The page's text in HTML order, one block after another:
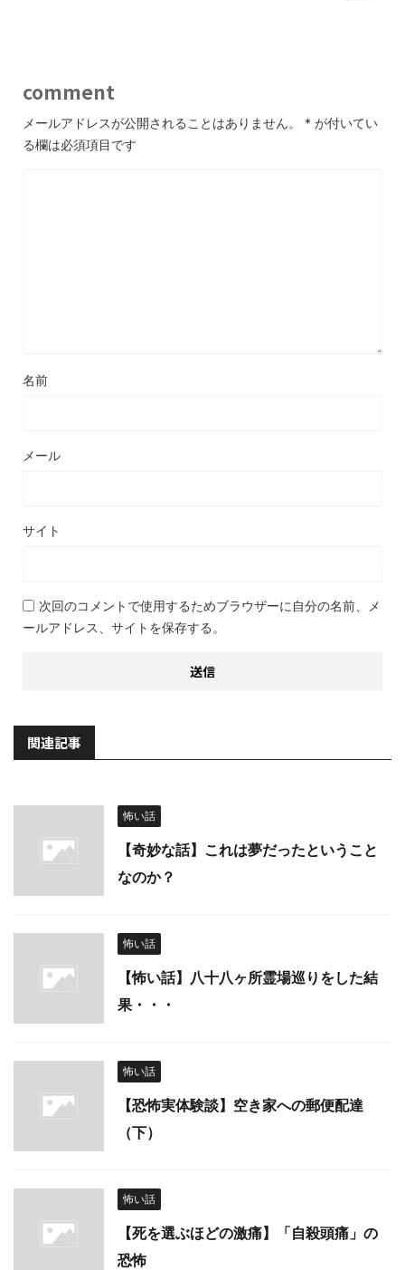
comment
メールアドレスが公開されることはありません。 * が付いてい
る欄は必須項目です
名前
メール
サイト
次回のコメントで使用するためブラウザーに自分の名前、メ
ールアドレス、サイトを保存する。
関連記事
怖い話
【奇妙な話】これは夢だったということ
なのか？
怖い話
【怖い話】八十八ヶ所霊場巡りをした結
果・・・
怖い話
【恐怖実体験談】空き家への郵便配達
（下）
怖い話
【死を選ぶほどの激痛】「自殺頭痛」の
恐怖